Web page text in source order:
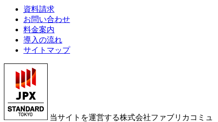
資料請求
お問い合わせ
料金案内
導入の流れ
サイトマップ
当サイトを運営する株式会社ファブリカコミュ